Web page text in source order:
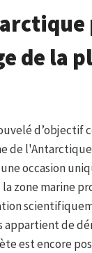
de la
d’objectif
de
occasion
zone marine
de
est encore